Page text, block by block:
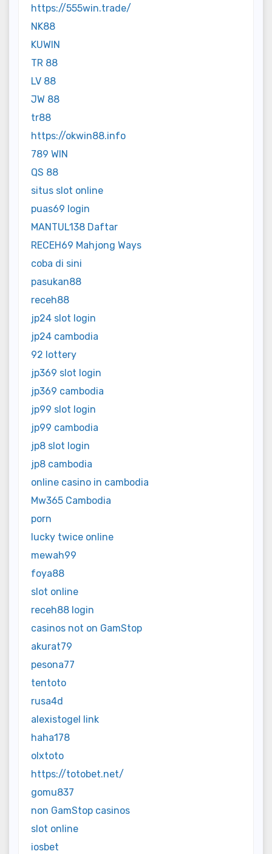
https://555win.trade/
NK88
KUWIN
TR 88
LV 88
JW 88
tr88
https://okwin88.info
789 WIN
QS 88
situs slot online
puas69 login
MANTUL138 Daftar
RECEH69 Mahjong Ways
coba di sini
pasukan88
receh88
jp24 slot login
jp24 cambodia
92 lottery
jp369 slot login
jp369 cambodia
jp99 slot login
jp99 cambodia
jp8 slot login
jp8 cambodia
online casino in cambodia
Mw365 Cambodia
porn
lucky twice online
mewah99
foya88
slot online
receh88 login
casinos not on GamStop
akurat79
pesona77
tentoto
rusa4d
alexistogel link
haha178
olxtoto
https://totobet.net/
gomu837
non GamStop casinos
slot online
iosbet